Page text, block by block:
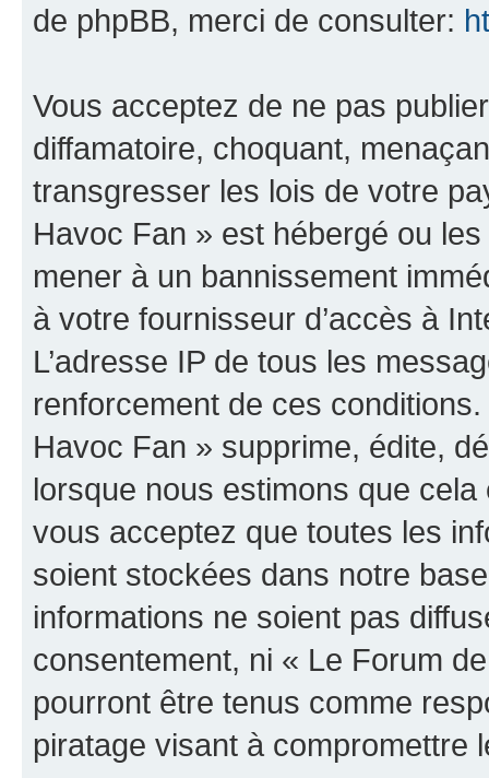
de phpBB, merci de consulter:
Vous acceptez de ne pas
diffamatoire, choquant,
transgresser les lois de votre
Havoc Fan » est hébergé ou
mener à un bannissement
à votre fournisseur d’accès à
L’adresse IP de tous les
renforcement de ces
Havoc Fan » supprime, édite,
lorsque nous estimons que cela
vous acceptez que toutes les
soient stockées dans notre
informations ne soient pas
consentement, ni « Le Forum
pourront être tenus comme
piratage visant à compromettre